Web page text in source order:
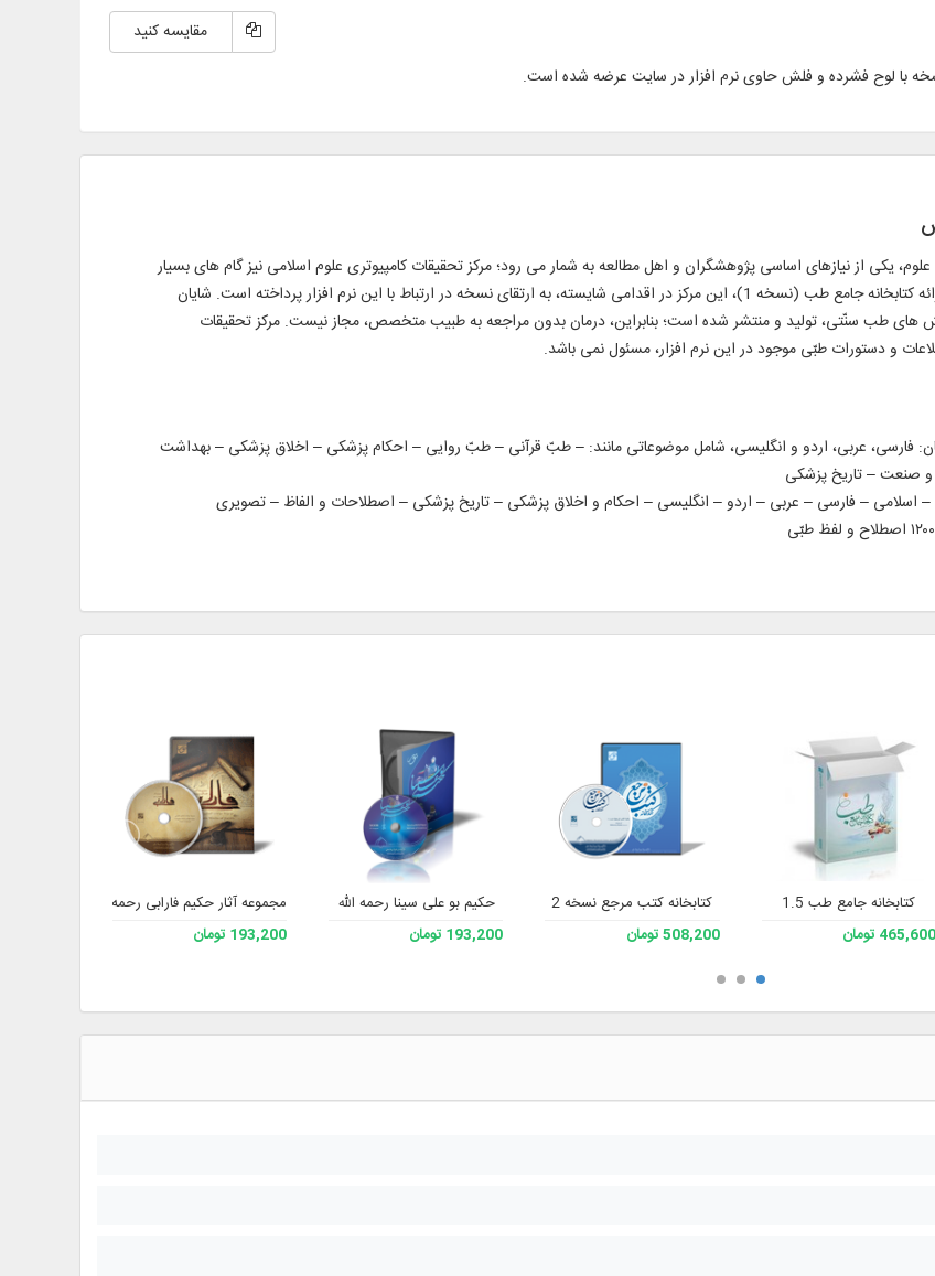
مقایسه کنید
با لوح فشرده و فلش حاوی نرم افزار در سایت عرضه شده است.
یکی از نیازهای اساسی پژوهشگران و اهل مطالعه به شمار می رود؛ مرکز تحقیقات کامپیوتری علوم اسلامی نیز گام های بسیار
ارزشمندی در این زمینه برداشته و بر می دارد. از این رو، پس از ارائه کتابخانه جامع طب (نسخه 1)، این مرکز در اقدامی شایسته، به ارتقای نسخه در ارتباط با این نرم افزار پرداخته است. شایان
های طب سنّتی، تولید و منتشر شده است؛ بنابراین، درمان بدون مراجعه به طبیب متخصص، مجاز نیست. مرکز تحقیقات
و دستورات طبّی موجود در این نرم افزار، مسئول نمی باشد.
عنوان کتاب و رساله طبی در ۱۲۴۳ جزء به زبان: فارسی، عربی، اردو و انگلیسی، شامل موضوعاتی مانند: – طبّ قرآنی – طبّ روایی – احکام پزشکی – اخلاق پزشکی – بهداشت
و صنعت – تاریخ پزشکی
– فارسی – عربی – اردو – انگلیسی – احکام و اخلاق پزشکی – تاریخ پزشکی – اصطلاحات و الفاظ – تصویری
کتابخانه جامع طب 1.5
465,600 تومان
کتابخانه کتب مرجع نسخه 2
508,200 تومان
حکیم بو علی سینا رحمه الله
193,200 تومان
مجموعه آثار حکیم فارابی رحمه الله
193,200 تومان